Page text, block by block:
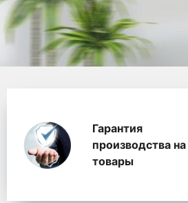
WhitePack
Гарантия
производства на
товары